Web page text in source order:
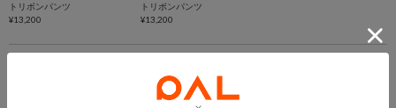
トリボンパンツ
¥13,200
トリボンパンツ
¥13,200